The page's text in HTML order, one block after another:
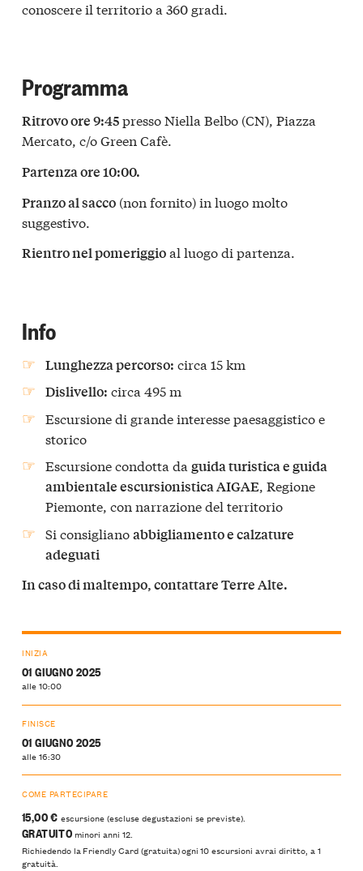
conoscere il territorio a 360 gradi.
Programma
Ritrovo ore 9:45presso Niella Belbo (CN), Piazza
Mercato, c/o Green Cafè.
Partenza ore 10:00.
Pranzo al sacco (non fornito) in luogo molto
suggestivo.
Rientro nel pomeriggioal luogo di partenza.
Info
Lunghezza percorso: circa 15 km
Dislivello: circa 495 m
Escursione di grande interesse paesaggistico e
storico
Escursione condotta daguida turistica e guida
ambientale escursionistica AIGAE, Regione
Piemonte, con narrazione del territorio
Si consiglianoabbigliamento e calzature
adeguati
In caso di maltempo, contattare Terre Alte.
INIZIA
01 GIUGNO 2025
alle 10:00
FINISCE
01 GIUGNO 2025
alle 16:30
COME PARTECIPARE
15,00 € escursione (escluse degustazioni se previste).
GRATUITOminori anni 12.
Richiedendo la Friendly Card (gratuita) ogni 10 escursioni avrai diritto, a 1
gratuità.